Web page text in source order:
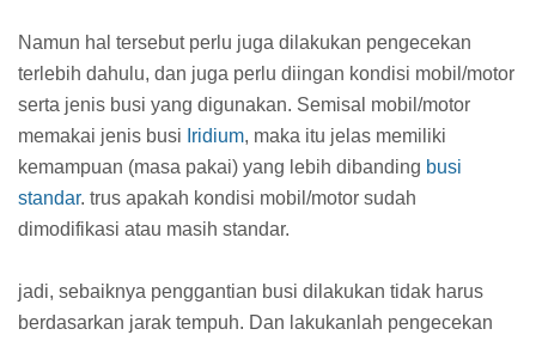
Namun hal tersebut perlu juga dilakukan pengecekan
terlebih dahulu, dan juga perlu diingan kondisi mobil/motor
serta jenis busi yang digunakan. Semisal mobil/motor
memakai jenis busi Iridium, maka itu jelas memiliki
kemampuan (masa pakai) yang lebih dibanding busi
standar. trus apakah kondisi mobil/motor sudah
dimodifikasi atau masih standar.
jadi, sebaiknya penggantian busi dilakukan tidak harus
berdasarkan jarak tempuh. Dan lakukanlah pengecekan